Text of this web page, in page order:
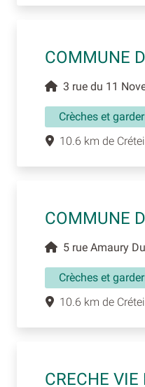
COMMUNE
3 rue du 11
Crèches et
10.6 km de
COMMUNE
5 rue Amaury
Crèches et
10.6 km de
CRECHE VIE